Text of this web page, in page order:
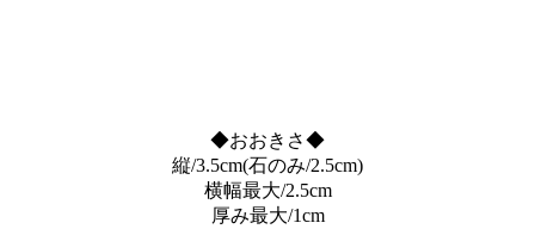
◆おおきさ◆
縦/3.5cm(石のみ/2.5cm)
横幅最大/2.5cm
厚み最大/1cm